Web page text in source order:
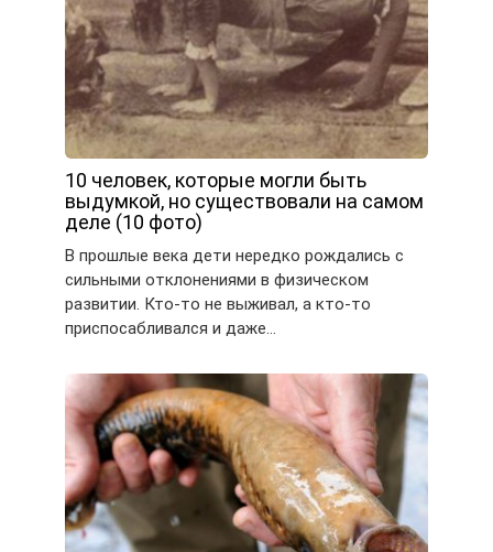
10 человек, которые могли быть
выдумкой, но существовали на самом
деле (10 фото)
В прошлые века дети нередко рождались с
сильными отклонениями в физическом
развитии. Кто-то не выживал, а кто-то
приспосабливался и даже…